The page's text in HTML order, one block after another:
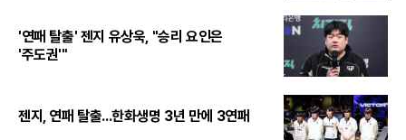
'연패 탈출' 젠지 유상욱, "승리 요인은
'주도권'"
젠지, 연패 탈출...한화생명 3년 만에 3연패